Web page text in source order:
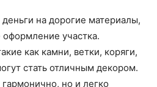
деньги на дорогие материалы,
оформление участка.
как камни, ветки, коряги,
стать отличным декором.
но и легко